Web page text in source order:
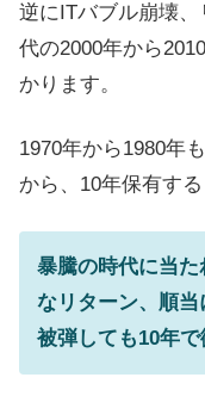
逆にITバブル崩壊
代の2000年から
かります。
1970年から1980年
から、10年保有す
暴騰の時代に当
なリターン、順
被弾しても10年で